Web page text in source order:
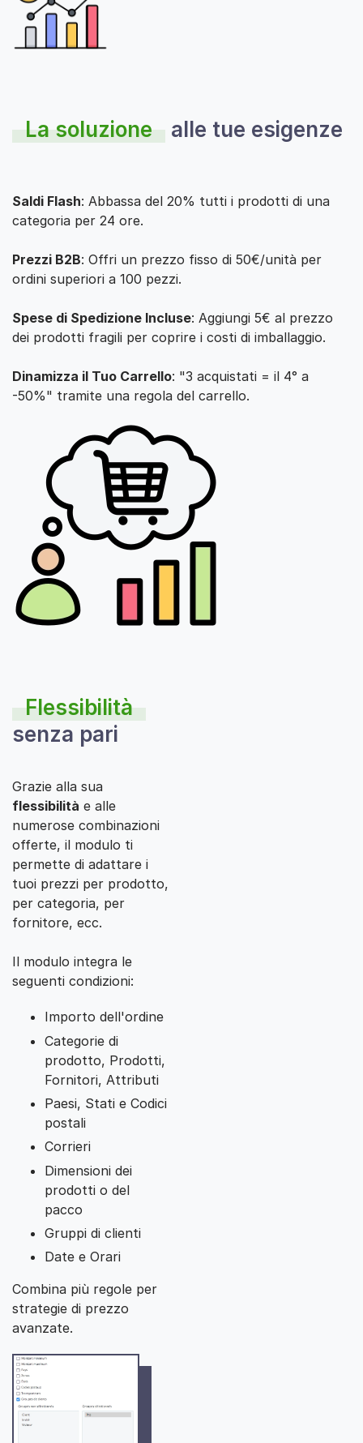
La soluzione alle tue esigenze
Saldi Flash: Abbassa del 20% tutti i prodotti di una
categoria per 24 ore.
Prezzi B2B: Offri un prezzo fisso di 50€/unità per
ordini superiori a 100 pezzi.
Spese di Spedizione Incluse: Aggiungi 5€ al prezzo
dei prodotti fragili per coprire i costi di imballaggio.
Dinamizza il Tuo Carrello: "3 acquistati = il 4° a
-50%" tramite una regola del carrello.
Flessibilità
senza pari
Grazie alla sua
flessibilità e alle
numerose combinazioni
offerte, il modulo ti
permette di adattare i
tuoi prezzi per prodotto,
per categoria, per
fornitore, ecc.
Il modulo integra le
seguenti condizioni:
Importo dell'ordine
Categorie di
prodotto, Prodotti,
Fornitori, Attributi
Paesi, Stati e Codici
postali
Corrieri
Dimensioni dei
prodotti o del
pacco
Gruppi di clienti
Date e Orari
Combina più regole per
strategie di prezzo
avanzate.